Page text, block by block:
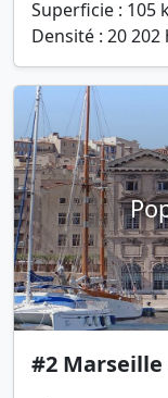
Superficie : 105
Densité : 20 202
#2 Marseille